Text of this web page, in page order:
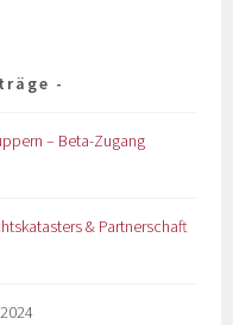
– Beta-Zugang
& Partnerschaft